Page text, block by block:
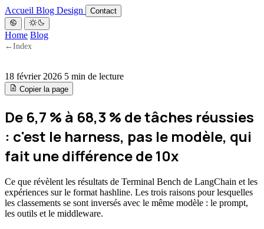
Accueil Blog Design Contact
Home Blog
← Index
18 février 2026 5 min de lecture
Copier la page
De 6,7 % à 68,3 % de tâches réussies
: c'est le harness, pas le modèle, qui
fait une différence de 10x
Ce que révèlent les résultats de Terminal Bench de LangChain et les
expériences sur le format hashline. Les trois raisons pour lesquelles
les classements se sont inversés avec le même modèle : le prompt,
les outils et le middleware.